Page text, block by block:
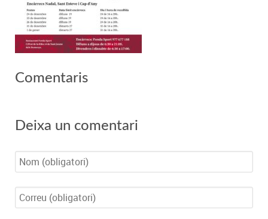
Comentaris
Deixa un comentari